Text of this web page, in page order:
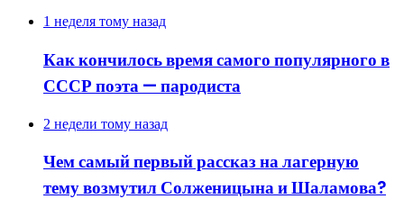
1 неделя тому назад
Как кончилось время самого популярного в
СССР поэта — пародиста
2 недели тому назад
Чем самый первый рассказ на лагерную
тему возмутил Солженицына и Шаламова?